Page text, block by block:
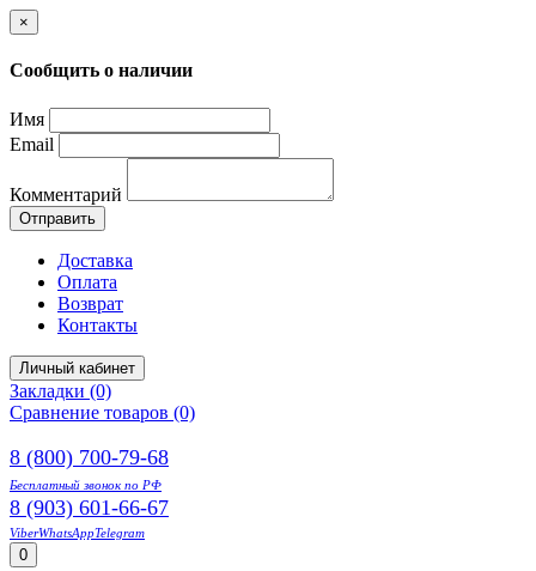
×
Сообщить о наличии
Имя
Email
Комментарий
Отправить
Доставка
Оплата
Возврат
Контакты
Личный кабинет
Закладки (0)
Сравнение товаров (0)
8 (800) 700-79-68
Бесплатный звонок по РФ
8 (903) 601-66-67
ViberWhatsAppTelegram
0